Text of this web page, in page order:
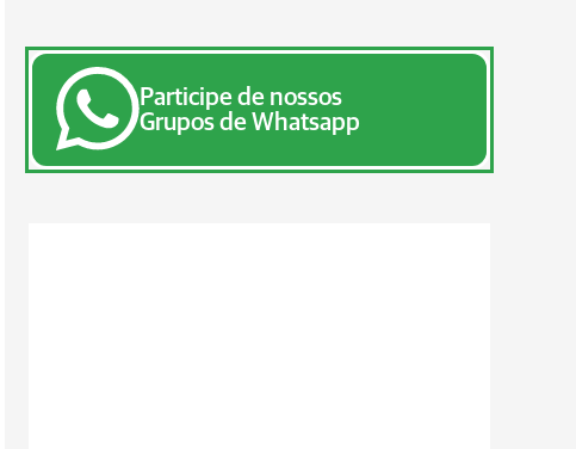
Participe de nossos
Grupos de Whatsapp